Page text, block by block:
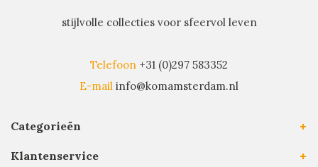
stijlvolle collecties voor sfeervol leven
Telefoon +31 (0)297 583352
E-mail info@komamsterdam.nl
Categorieën
Klantenservice